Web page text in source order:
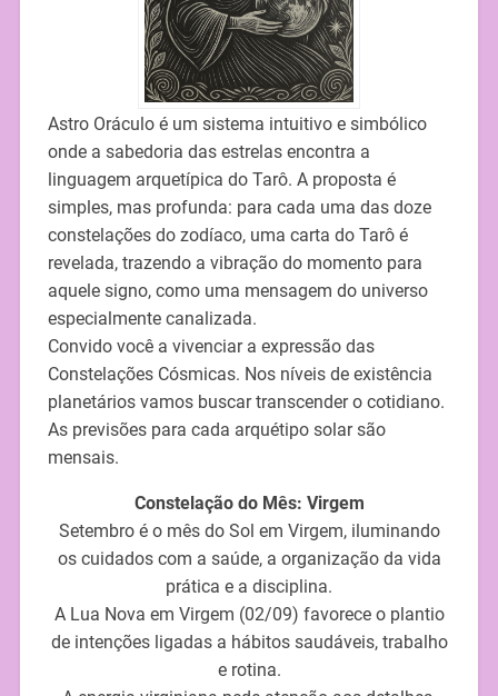
Astro Oráculo é um sistema intuitivo e simbólico
onde a sabedoria das estrelas encontra a
linguagem arquetípica do Tarô. A proposta é
simples, mas profunda: para cada uma das doze
constelações do zodíaco, uma carta do Tarô é
revelada, trazendo a vibração do momento para
aquele signo, como uma mensagem do universo
especialmente canalizada.
Convido você a vivenciar a expressão das
Constelações Cósmicas. Nos níveis de existência
planetários vamos buscar transcender o cotidiano.
As previsões para cada arquétipo solar são
mensais.
Constelação do Mês: Virgem
Setembro é o mês do Sol em Virgem, iluminando
os cuidados com a saúde, a organização da vida
prática e a disciplina.
A Lua Nova em Virgem (02/09) favorece o plantio
de intenções ligadas a hábitos saudáveis, trabalho
e rotina.